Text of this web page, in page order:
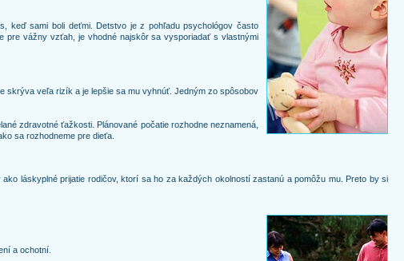
keď sami boli deťmi. Detstvo je z pohľadu psychológov často
pre vážny vzťah, je vhodné najskôr sa vysporiadať s vlastnými
skrýva veľa rizík a je lepšie sa mu vyhnúť. Jedným zo spôsobov
zdravotné ťažkosti. Plánované počatie rozhodne neznamená,
sa rozhodneme pre dieťa.
láskyplné prijatie rodičov, ktorí sa ho za každých okolností zastanú a pomôžu mu. Preto by si
a ochotní.